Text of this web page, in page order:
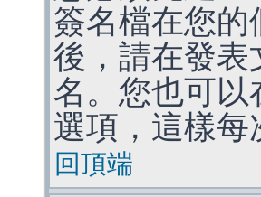
簽名檔在您
後，請在發
名。您也可
選項，這樣
回頂端